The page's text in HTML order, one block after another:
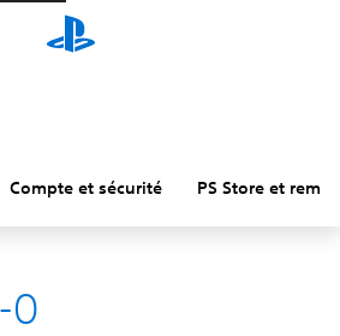
Compte et sécurité PS Store et
0